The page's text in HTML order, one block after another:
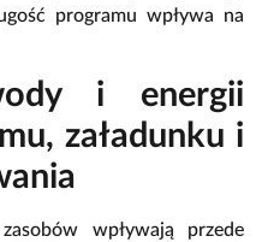
programu wpływa na
i energii
załadunku i
wpływają przede